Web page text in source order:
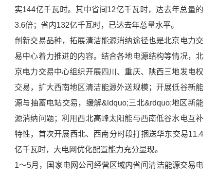
实144亿千瓦时。其中省间12亿千瓦时，达去年总量的
3.6倍；省内132亿千瓦时，已达去年总量水平。
创新交易品种，拓展清洁能源消纳途径也是北京电力交
易中心着力推进的内容。结合各地电源结构等情况，北
京电力交易中心组织开展四川、重庆、陕西三地发电权
交易，扩大西南地区清洁能源外送规模；开展低谷新能
源与抽蓄电站交易，缓解&ldquo;三北&rdquo;地区新能
源消纳问题；利用西北高峰太阳能与西南低谷水电互补
特性，首次开展西北、西南分时段打捆送华东交易11.4
亿千瓦时，大电网优化配置能力充分显现。
1～5月，国家电网公司经营区域内省间清洁能源交易电